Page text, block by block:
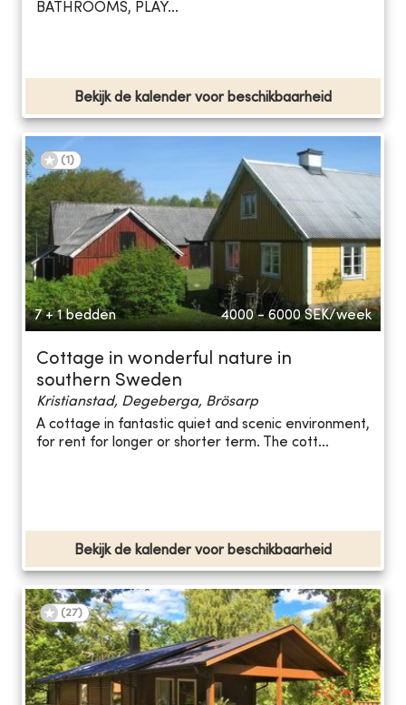
BATHROOMS, PLAY...
Bekijk de kalender voor beschikbaarheid
(1 )
7 + 1 bedden 4000 - 6000 SEK/week
Cottage in wonderful nature in
southern Sweden
Kristianstad, Degeberga, Brösarp
A cottage in fantastic quiet and scenic environment,
for rent for longer or shorter term. The cott...
Bekijk de kalender voor beschikbaarheid
(27)